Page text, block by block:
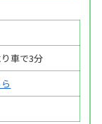
車で3分